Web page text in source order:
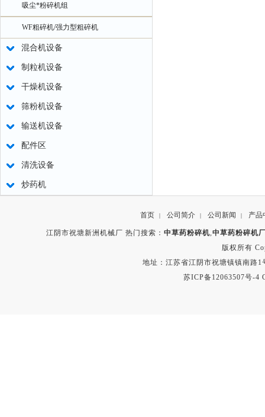
吸尘*粉碎机组
WF粗碎机/强力型粗碎机
混合机设备
制粒机设备
干燥机设备
筛粉机设备
输送机设备
配件区
清洗设备
炒药机
首页 | 公司简介 | 公司新闻 | 产品
江阴市祝塘新洲机械厂 热门搜索：中草药粉碎机,中草药粉碎机
版权所有
地址：江苏省江阴市祝塘镇镇南路
苏ICP备12063507号-4